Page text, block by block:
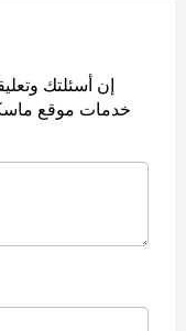
إن أسئلتك
خدمات موقع